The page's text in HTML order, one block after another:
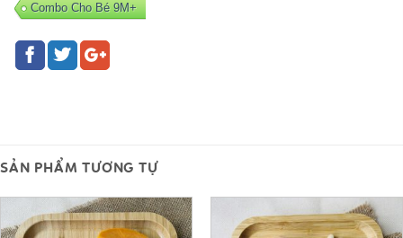
Combo Cho Bé 9M+
SẢN PHẨM TƯƠNG TỰ